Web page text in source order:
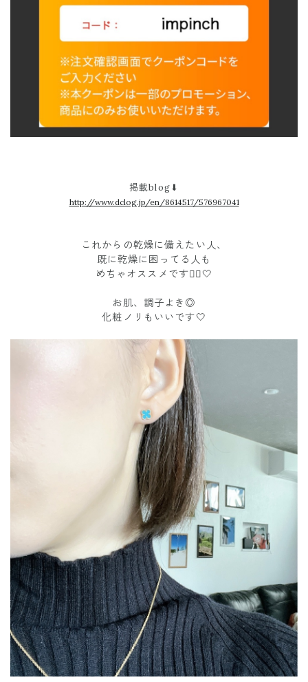
掲載blog⬇︎
http://www.dclog.jp/en/8614517/576967041
これからの乾燥に備えたい人、
既に乾燥に困ってる人も
めちゃオススメです🙆‍♀️🤍
お肌、調子よき◎
化粧ノリもいいです🤍